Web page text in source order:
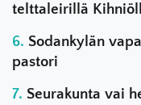
telttaleirillä
Sodankylän
pastori
Seurakunta vai